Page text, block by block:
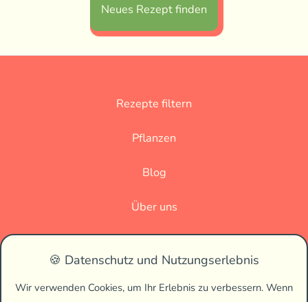
🍪 Datenschutz und Nutzungserlebnis
Wir verwenden Cookies, um Ihr Erlebnis zu verbessern. Wenn
Neues Rezept finden
Rezepte filtern
Pflanzen
Blog
Über uns